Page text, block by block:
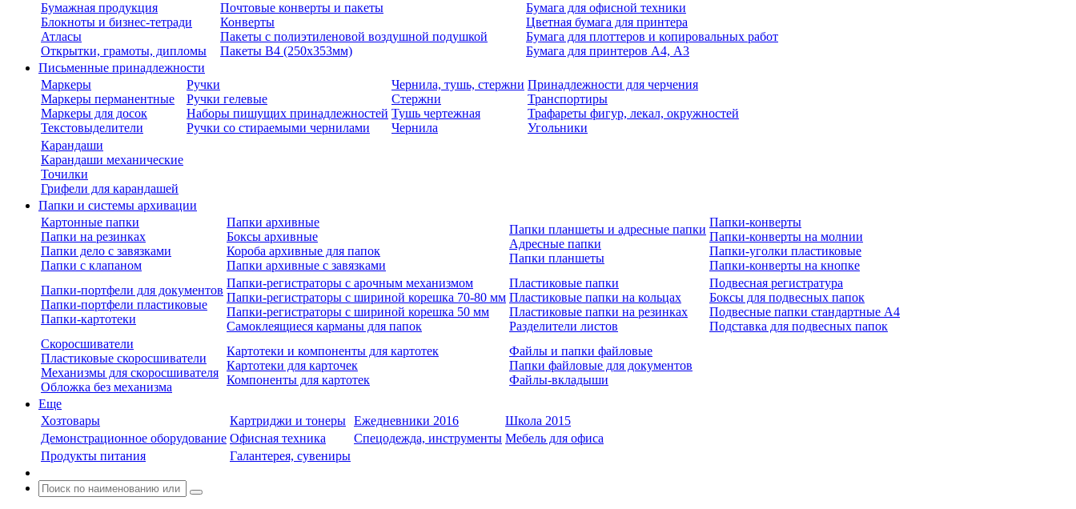
Бумажная продукция
Блокноты и бизнес-тетради
Атласы
Открытки, грамоты, дипломы
Почтовые конверты и пакеты
Конверты
Пакеты с полиэтиленовой воздушной подушкой
Пакеты В4 (250х353мм)
Бумага для офисной техники
Цветная бумага для принтера
Бумага для плоттеров и копировальных работ
Бумага для принтеров А4, А3
Письменные принадлежности
Маркеры
Маркеры перманентные
Маркеры для досок
Текстовыделители
Ручки
Ручки гелевые
Наборы пишущих принадлежностей
Ручки со стираемыми чернилами
Чернила, тушь, стержни
Стержни
Тушь чертежная
Чернила
Принадлежности для черчения
Транспортиры
Трафареты фигур, лекал, окружностей
Угольники
Карандаши
Карандаши механические
Точилки
Грифели для карандашей
Папки и системы архивации
Картонные папки
Папки на резинках
Папки дело с завязками
Папки с клапаном
Папки архивные
Боксы архивные
Короба архивные для папок
Папки архивные с завязками
Папки планшеты и адресные папки
Адресные папки
Папки планшеты
Папки-конверты
Папки-конверты на молнии
Папки-уголки пластиковые
Папки-конверты на кнопке
Папки-портфели для документов
Папки-портфели пластиковые
Папки-картотеки
Папки-регистраторы с арочным механизмом
Папки-регистраторы с шириной корешка 70-80 мм
Папки-регистраторы с шириной корешка 50 мм
Самоклеящиеся карманы для папок
Пластиковые папки
Пластиковые папки на кольцах
Пластиковые папки на резинках
Разделители листов
Подвесная регистратура
Боксы для подвесных папок
Подвесные папки стандартные А4
Подставка для подвесных папок
Скоросшиватели
Пластиковые скоросшиватели
Механизмы для скоросшивателя
Обложка без механизма
Картотеки и компоненты для картотек
Картотеки для карточек
Компоненты для картотек
Файлы и папки файловые
Папки файловые для документов
Файлы-вкладыши
Еще
Хозтовары
Картриджи и тонеры Ежедневники 2016
Школа 2015
Демонстрационное оборудование Офисная техника Спецодежда, инструменты Мебель для офиса
Продукты питания
Галантерея, сувениры